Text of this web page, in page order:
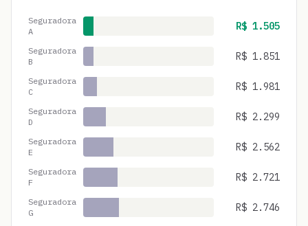
Seguradora
A
R$ 1.505
Seguradora
B
R$ 1.851
Seguradora
C
R$ 1.981
Seguradora
D
R$ 2.299
Seguradora
E
R$ 2.562
Seguradora
F
R$ 2.721
Seguradora
G
R$ 2.746